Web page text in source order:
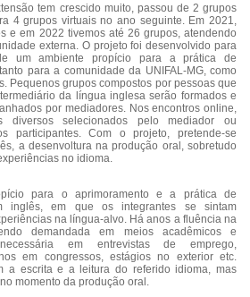
tem crescido muito, passou de 2 grupos
4 grupos virtuais no ano seguinte. Em 2021,
e em 2022 tivemos até 26 grupos, atendendo
externa. O projeto foi desenvolvido para
um ambiente propício para a prática de
para a comunidade da UNIFAL-MG, como
Pequenos grupos compostos por pessoas que
da língua inglesa serão formados e
por mediadores. Nos encontros online,
diversos selecionados pelo mediador ou
participantes. Com o projeto, pretende-se
a desenvoltura na produção oral, sobretudo
no idioma.
para o aprimoramento e a prática de
inglês, em que os integrantes se sintam
na língua-alvo. Há anos a fluência na
demandada em meios acadêmicos e
em entrevistas de emprego,
em congressos, estágios no exterior etc.
a escrita e a leitura do referido idioma, mas
momento da produção oral.